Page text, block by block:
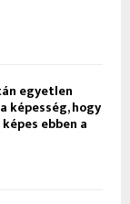
egyetlen
képesség, hogy
ebben a